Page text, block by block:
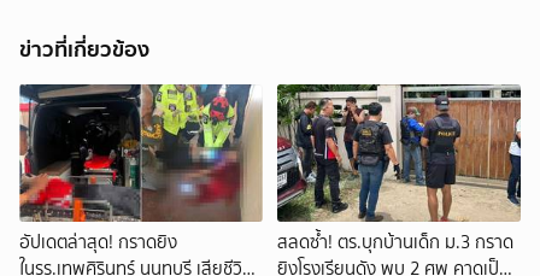
ข่าวที่เกี่ยวข้อง
อัปเดตล่าสุด! กราดยิง
ในรร.เทพศิรินทร์ นนทบุรี เสียชีวิต
สลดซ้ำ! ตร.บุกบ้านเด็ก ม.3 กราด
ยิงโรงเรียนดัง พบ 2 ศพ คาดเป็น